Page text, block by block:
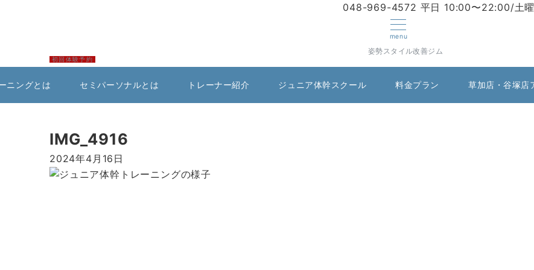
048-969-4572 平日 10:00〜22:00/土
menu
姿勢スタイル改善ジム
初回体験予約
ニングとは セミパーソナルとは トレーナー紹介 ジュニア体幹スクール 料金プラン 草加店・谷塚店
IMG_4916
2024年4月16日